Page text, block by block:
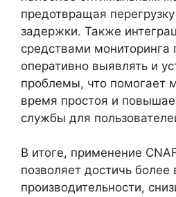
предотвращая
задержки. Также
средствами мониторинга
оперативно выявлять и
проблемы, что помогает
время простоя и
службы для
В итоге, применение
позволяет достичь более
производительности,